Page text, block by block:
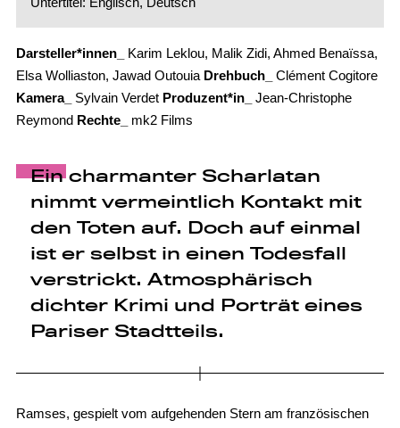
Darsteller*innen_
Karim Leklou, Malik Zidi, Ahmed Benaïssa,
Elsa Wolliaston, Jawad Outouia Drehbuch_
Clément Cogitore
Kamera_
Sylvain Verdet Produzent*in_
Jean-Christophe
Reymond Rechte_ mk2 Films
Ein charmanter Scharlatan
nimmt vermeintlich Kontakt mit
den Toten auf. Doch auf einmal
ist er selbst in einen Todesfall
verstrickt. Atmosphärisch
dichter Krimi und Porträt eines
Pariser Stadtteils.
Ramses, gespielt vom aufgehenden Stern am französischen